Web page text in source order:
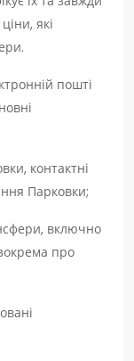
які
пошті
контактні
Парковки;
включно
про